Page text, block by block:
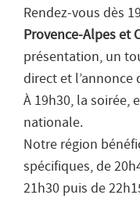
Rendez-vous dès
Provence-Alpes et
présentation, un
direct et
À 19h30, la soirée,
nationale.
Notre région
spécifiques, de
21h30 puis de